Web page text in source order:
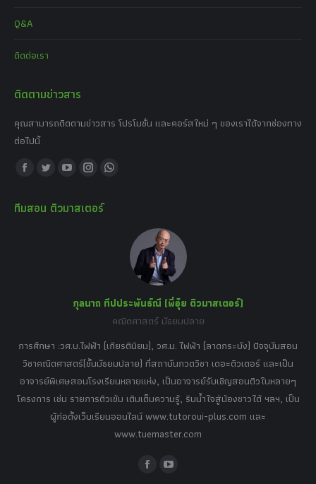
Q&A
ติดต่อเรา
ติดตามข่าวสาร
คุณสามารถติดตามข่าวสาร โปรโมชั่น และคอร์สใหม่ ๆ ของเราได้จากช่องทาง
ต่อไปนี้
Find us on:
Facebook
opens
Twitter
opens
YouTube
opens
Instagram
opens
Whatsapp
window
ทีมสอน ติวมาสเตอร์
กุลนาถ ทีปประพันธ์ณี (พี่อุ๋ย ติวมาสเตอร์)
คณิตศาสตร์ มัธยมปลาย
การศึกษา :วศ.บ.ไฟฟ้า (เกียรตินิยม), วศ.ม. ไฟฟ้า (ลาดกระบัง) ปัจจุบันสอน
วิชาคณิตศาสตร์(ชั้นมัธยมปลาย) ที่สถาบันกวดวิชา เดอะติวเตอร์ และเป็น
อาจารย์พิเศษสอนโรงเรียนหลายแห่ง, เป็นอาจารย์รับเชิญสอนติวในหลายๆ
โครงการ เช่น รายการติวเข้ม เติมเต็มความรู้, รินน้ำใจสู่น้องชาวใต้ ฯลฯ, เป็น
ผู้ก่อตั้งเว็บเรียนออนไลน์ www.tutoroui-plus.com และ
www.tuemaster.com
FacebookYouTube